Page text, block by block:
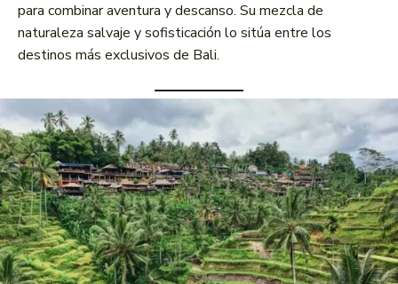
para combinar aventura y descanso. Su mezcla de
naturaleza salvaje y sofisticación lo sitúa entre los
destinos más exclusivos de Bali.